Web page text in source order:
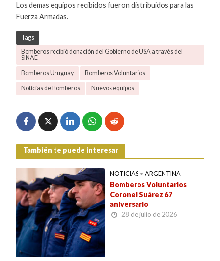
Los demas equipos recibidos fueron distribuidos para las
Fuerza Armadas.
Tags
Bomberos recibió donación del Gobierno de USA a través del
SINAE
Bomberos Uruguay Bomberos Voluntarios
Noticias de Bomberos Nuevos equipos
También te puede interesar
NOTICIAS • ARGENTINA
Bomberos Voluntarios
Coronel Suárez 67
aniversario
28 de julio de 2026